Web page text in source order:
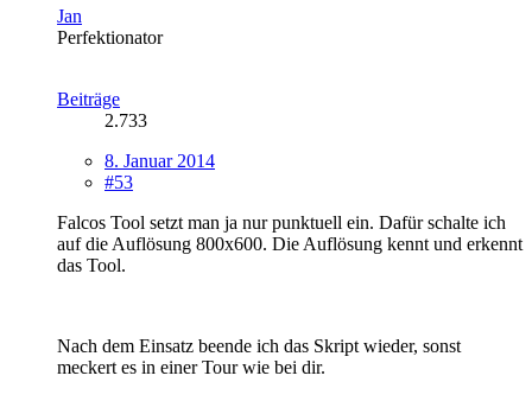
Jan
Perfektionator
Beiträge
2.733
8. Januar 2014
#53
Falcos Tool setzt man ja nur punktuell ein. Dafür schalte ich
auf die Auflösung 800x600. Die Auflösung kennt und erkennt
das Tool.
Nach dem Einsatz beende ich das Skript wieder, sonst
meckert es in einer Tour wie bei dir.